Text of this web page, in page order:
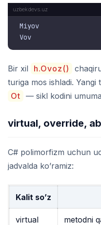
Miyov
Bir xil h.Ovoz()
turiga mos ishladi.
Ot — sikl kodini
virtual, override,
C# polimorfizm uchun
jadvalda ko’ramiz:
Kalit so’z
virtual metodni